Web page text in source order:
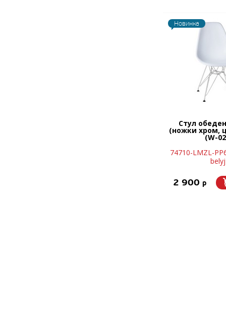
Новинка
Стул
(ножки хром,
(W-
74710-LMZL-
belyj
2 900 p